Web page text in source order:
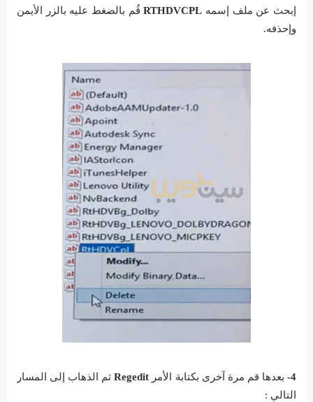
إبحث عن ملف إسمه RTHDVCPLقُم بالضغط عليه بالزر الأيمن
وإحذفه.
4- بعدها قم مرة آخرى بكتابة الأمر Regedit ثم الذهاب إلى المسار
التالي :